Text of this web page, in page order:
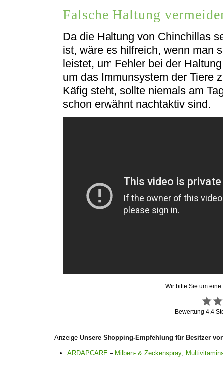
Falsche Haltung
Da die Haltung von Chinchillas
ist, wäre es hilfreich, wenn man
leistet, um Fehler bei der
um das Immunsystem der Tiere
Käfig steht, sollte niemals am
schon erwähnt nachtaktiv sind.
Wir bitte Sie um
Bewertung4.4
AnzeigeUnsere Shopping-Empfehlung für Besitzer
ARDAPCARE – Milben- & Zeckenspray,